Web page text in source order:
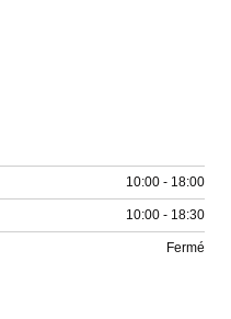
10:00 - 18:00
10:00 - 18:30
Fermé